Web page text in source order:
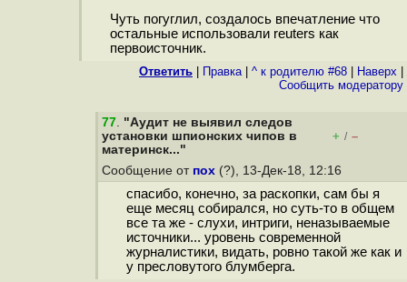
Чуть погуглил, создалось впечатление что
остальные использовали reuters как
первоисточник.
Ответить Правка| ^ к родителю #68 Наверх
Cообщить модератору
77. "Аудит не выявил следов
установки шпионских чипов в
материнск..."
+ / –
Сообщение от пох (?), 13-Дек-18, 12:16
спасибо, конечно, за раскопки, сам бы я
еще месяц собирался, но суть-то в общем
все та же - слухи, интриги, неназываемые
источники... уровень современной
журналистики, видать, ровно такой же как и
у пресловутого блумберга.